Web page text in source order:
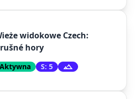
widokowe Czech:
hory
Aktywna S: 5